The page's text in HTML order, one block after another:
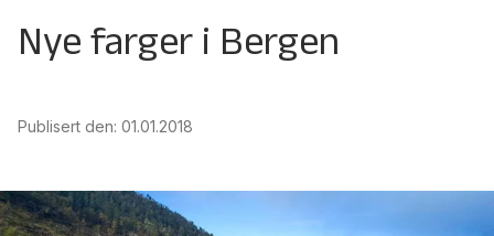
Nye farger i Bergen
Publisert den: 01.01.2018